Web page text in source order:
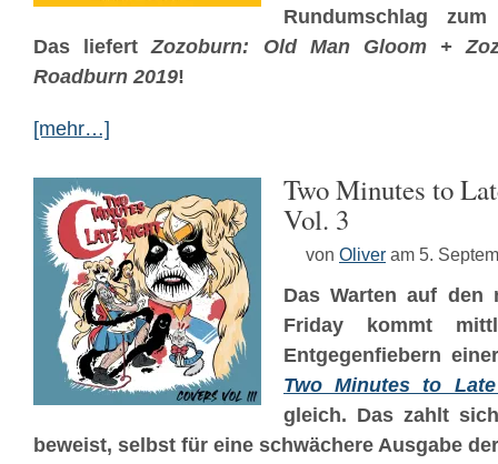
Rundumschlag
Das liefertZozoburn: Old Man Gloom +
Roadburn 2019!
[mehr…]
Two Minutes to
Vol. 3
von Oliver am 5.
Das Warten auf den
Friday kommt
Entgegenfiebern
Two Minutes to
gleich. Das zahlt
beweist, selbst für eine schwächere Ausgabe